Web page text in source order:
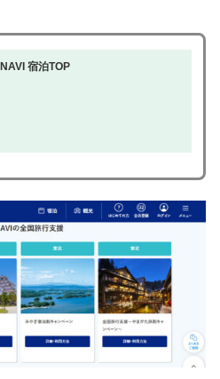
宿泊TOP